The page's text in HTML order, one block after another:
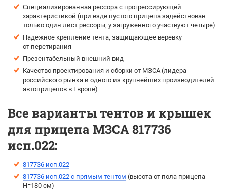
Специализированная рессора с прогрессирующей
характеристикой (при езде пустого прицепа задействован
только один лист рессоры, у загруженного участвуют четыре)
Надежное крепление тента, защищающее веревку
от перетирания
Презентабельный внешний вид
Качество проектирования и сборки от МЗСА (лидера
российского рынка и одного из крупнейших производителей
автоприцепов в Европе)
Все варианты тентов и крышек
для прицепа МЗСА 817736
исп.022:
817736 исп.022
817736 исп.022 с прямым тентом (высота от пола прицепа
H=180 см)